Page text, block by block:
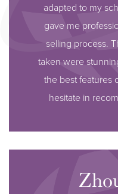
adapted to my
gave me
selling process.
taken were
the best features
hesitate in